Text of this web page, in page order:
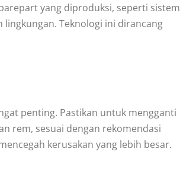
yang diproduksi, seperti sistem
lingkungan. Teknologi ini dirancang
penting. Pastikan untuk mengganti
rem, sesuai dengan rekomendasi
kerusakan yang lebih besar.